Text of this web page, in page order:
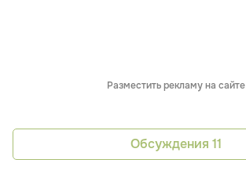
Разместить рекламу на сайте
Обсуждения 11